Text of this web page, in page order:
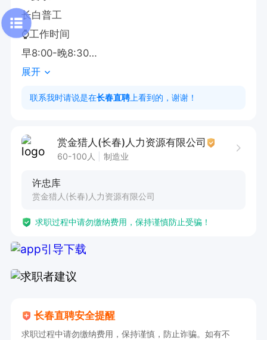
长白普工
⌚工作时间
早8:00-晚8:30
住宿押金50元‼
☑入职费用:工作服45元，50元意外险（工资扣）
👣工作地点:朝阳区-松柏路化孵‬基地三期
展开
联系我时请说是在长春直聘 上看到的，谢谢！
赏金猎人(长春)人力资源有限公司
60-100人 制造业
许忠库
赏金猎人(长春)人力资源有限公司
求职过程中请勿缴纳费用，保持谨慎防止受骗！
长春直聘安全提醒
求职过程中请勿缴纳费用，保持谨慎，防止诈骗。如有不